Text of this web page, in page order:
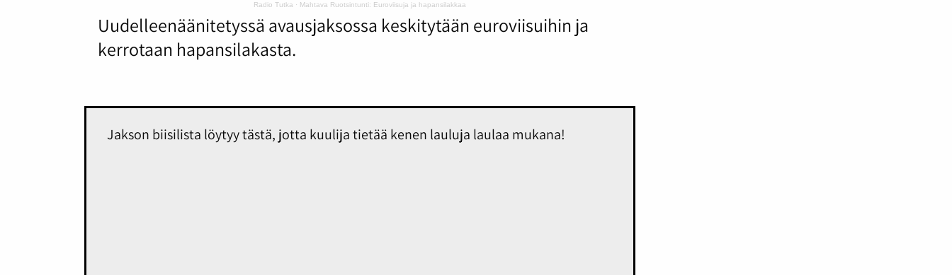
Radio Tutka · Mahtava Ruotsintunti: Euroviisuja ja hapansilakkaa
Uudelleenäänitetyssä avausjaksossa keskitytään euroviisuihin ja
kerrotaan hapansilakasta.
Jakson biisilista löytyy tästä, jotta kuulija tietää kenen lauluja laulaa mukana!